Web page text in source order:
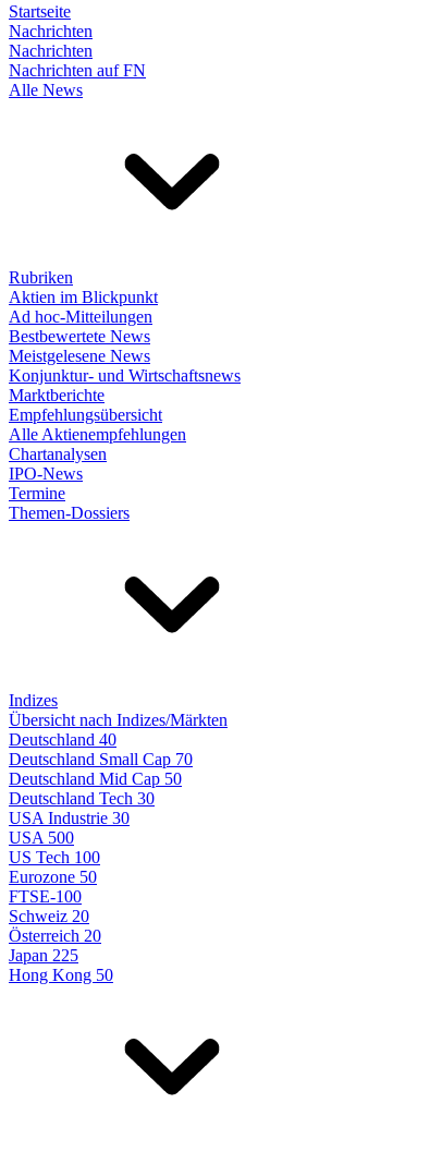
Startseite
Nachrichten
Nachrichten
Nachrichten auf FN
Alle News
Rubriken
Aktien im Blickpunkt
Ad hoc-Mitteilungen
Bestbewertete News
Meistgelesene News
Konjunktur- und Wirtschaftsnews
Marktberichte
Empfehlungsübersicht
Alle Aktienempfehlungen
Chartanalysen
IPO-News
Termine
Themen-Dossiers
Indizes
Übersicht nach Indizes/Märkten
Deutschland 40
Deutschland Small Cap 70
Deutschland Mid Cap 50
Deutschland Tech 30
USA Industrie 30
USA 500
US Tech 100
Eurozone 50
FTSE-100
Schweiz 20
Österreich 20
Japan 225
Hong Kong 50